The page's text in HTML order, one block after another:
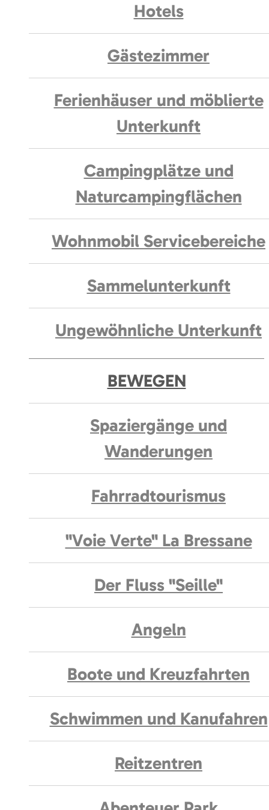
Hotels
Gästezimmer
Ferienhäuser und möblierte
Unterkunft
Campingplätze und
Naturcampingflächen
Wohnmobil Servicebereiche
Sammelunterkunft
Ungewöhnliche Unterkunft
BEWEGEN
Spaziergänge und
Wanderungen
Fahrradtourismus
"Voie Verte" La Bressane
Der Fluss "Seille"
Angeln
Boote und Kreuzfahrten
Schwimmen und Kanufahren
Reitzentren